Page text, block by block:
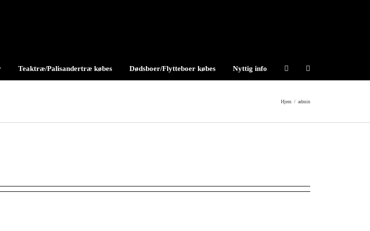
Teaktræ/Palisandertræ købes Dødsboer/Flytteboer købes Nyttig info
Hjem / admin